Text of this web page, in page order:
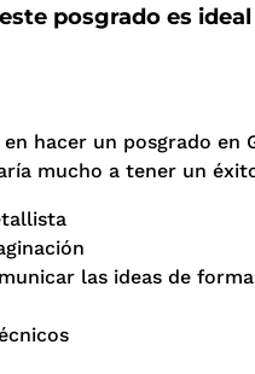
posgrado es
hacer un posgrado
mucho a tener un
las ideas de